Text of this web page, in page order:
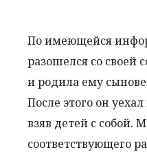
По имеющейся
разошелся со своей
и родила ему
После этого он
взяв детей с собой.
соответствующего